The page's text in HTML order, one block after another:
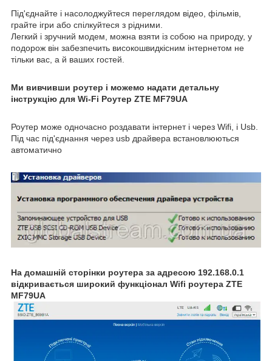
Під'єднайте і насолоджуйтеся переглядом відео, фільмів,
грайте ігри або спілкуйтеся з рідними.
Легкий і зручний модем, можна взяти із собою на природу, у
подорож він забезпечить високошвидкісним інтернетом не
тільки вас, а й ваших гостей.
Ми вивчивши роутер і можемо надати детальну
інструкцію для Wi-Fi Роутер ZTE MF79UA
Роутер може одночасно роздавати інтернет і через Wifi, і Usb.
Під час під'єднання через usb драйвера встановлюються
автоматично
На домашній сторінки роутера за адресою 192.168.0.1
відкривається широкий функціонал Wifi роутера ZTE
MF79UA